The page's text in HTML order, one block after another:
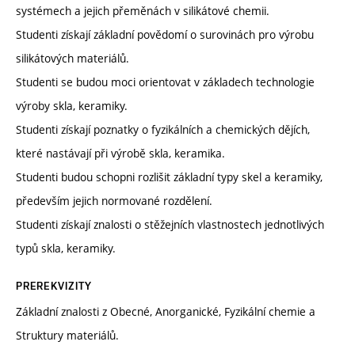
systémech a jejich přeměnách v silikátové chemii.
Studenti získají základní povědomí o surovinách pro výrobu
silikátových materiálů.
Studenti se budou moci orientovat v základech technologie
výroby skla, keramiky.
Studenti získají poznatky o fyzikálních a chemických dějích,
které nastávají při výrobě skla, keramika.
Studenti budou schopni rozlišit základní typy skel a keramiky,
především jejich normované rozdělení.
Studenti získají znalosti o stěžejních vlastnostech jednotlivých
typů skla, keramiky.
PREREKVIZITY
Základní znalosti z Obecné, Anorganické, Fyzikální chemie a
Struktury materiálů.